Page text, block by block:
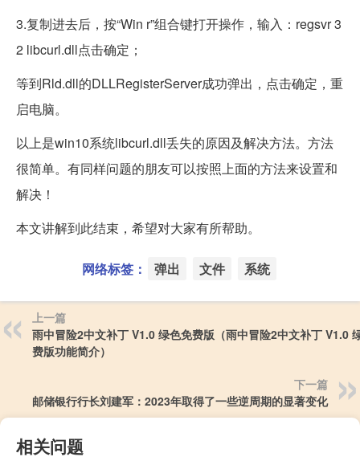
3.复制进去后，按“Win r”组合键打开操作，输入：regsvr 3
2 libcurl.dll点击确定；
等到Rld.dll的DLLRegisterServer成功弹出，点击确定，重
启电脑。
以上是win10系统libcurl.dll丢失的原因及解决方法。方法
很简单。有同样问题的朋友可以按照上面的方法来设置和
解决！
本文讲解到此结束，希望对大家有所帮助。
网络标签： 弹出 文件 系统
上一篇
雨中冒险2中文补丁 V1.0 绿色免费版（雨中冒险2中文补丁 V1.0
费版功能简介）
下一篇
邮储银行行长刘建军：2023年取得了一些逆周期的显著变化
相关问题